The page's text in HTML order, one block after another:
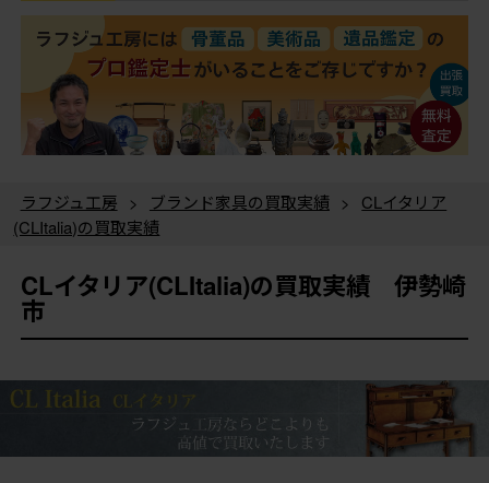
ラフジュ工房 > ブランド家具の買取実績 >
CLイタリア
(CLItalia)の買取実績
CLイタリア(CLItalia)の買取実績 伊勢崎
市